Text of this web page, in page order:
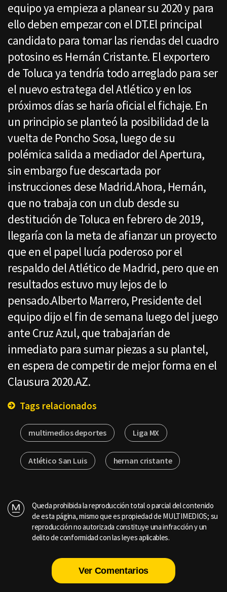
equipo ya empieza a planear su 2020 y para
ello deben empezar con el DT.El principal
candidato para tomar las riendas del cuadro
potosino es Hernán Cristante. El exportero
de Toluca ya tendría todo arreglado para ser
el nuevo estratega del Atlético y en los
próximos días se haría oficial el fichaje. En
un principio se planteó la posibilidad de la
vuelta de Poncho Sosa, luego de su
polémica salida a mediador del Apertura,
sin embargo fue descartada por
instrucciones dese Madrid.Ahora, Hernán,
que no trabaja con un club desde su
destitución de Toluca en febrero de 2019,
llegaría con la meta de afianzar un proyecto
que en el papel lucía poderoso por el
respaldo del Atlético de Madrid, pero que en
resultados estuvo muy lejos de lo
pensado.Alberto Marrero, Presidente del
equipo dijo el fin de semana luego del juego
ante Cruz Azul, que trabajarían de
inmediato para sumar piezas a su plantel,
en espera de competir de mejor forma en el
Clausura 2020.AZ.
Tags relacionados
multimedios deportes Liga MX
Atlético San Luis hernan cristante
Queda prohibida la reproducción total o parcial del contenido
de esta página, mismo que es propiedad de MULTIMEDIOS; su
reproducción no autorizada constituye una infracción y un
delito de conformidad con las leyes aplicables.
Ver Comentarios